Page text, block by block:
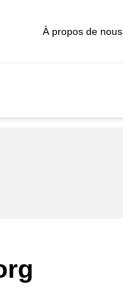
À propos de nous